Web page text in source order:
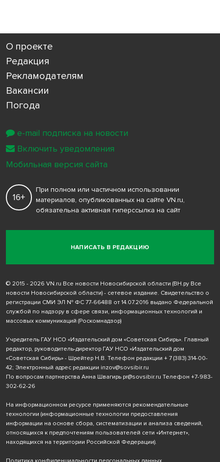
О проекте
Редакция
Рекламодателям
Вакансии
Погода
НАПИСАТЬ В РЕДАКЦИЮ
16+
При полном или частичном использовании
материалов, опубликованных на сайте VN.ru,
обязательна активная гиперссылка на сайт
© 2015 - 2026 VN.ru Все новости Новосибирской области (ВН.ру Все
новости Новосибирской области) - сетевое издание. Свидетельство о
регистрации СМИ ЭЛ № ФС 77-66488 от 14.07.2016 выдано Федеральной
службой по надзору в сфере связи, информационных технологий и
массовых коммуникаций (Роскомнадзор)
Учредитель ГАУ НСО «Издательский дом «Советская Сибирь». Главный
редактор, руководитель-директор ГАУ НСО «Издательский дом
«Советская Сибирь» - Шрейтер Н.В. Телефон редакции + 7 (383) 314-00-
42; Электронный адрес редакции inzov@sovsibir.ru
По вопросам партнерства Анна Швагирь pr@sovsibir.ru Телефон +7-983-
302-62-26
На информационном ресурсе применяются рекомендательные
технологии (информационные технологии предоставления
информации на основе сбора, систематизации и анализа сведений,
относящихся к предпочтениям пользователей сети «Интернет»,
находящихся на территории Российской Федерации).
e-mail подписка на новости
Включить уведомления
Мобильная версия сайта